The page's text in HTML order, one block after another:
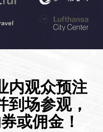
内观众预注
到场参观，
或佣金！